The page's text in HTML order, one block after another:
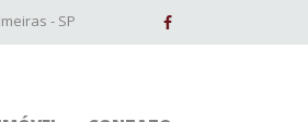
- SP